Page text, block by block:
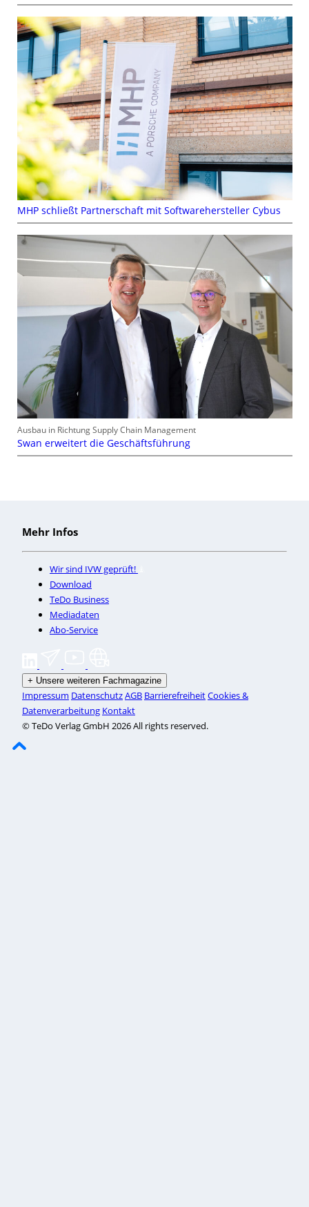
MHP schließt Partnerschaft mit Softwarehersteller Cybus
Ausbau in Richtung Supply Chain Management
Swan erweitert die Geschäftsführung
Mehr Infos
Wir sind IVW geprüft!
Download
TeDo Business
Mediadaten
Abo-Service
+ Unsere weiteren Fachmagazine
Impressum DatenschutzAGB BarrierefreiheitCookies &
Datenverarbeitung Kontakt
© TeDo Verlag GmbH 2026 All rights reserved.